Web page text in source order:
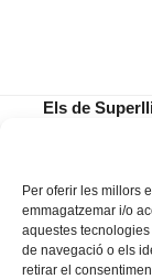
Per oferir les millors
emmagatzemar i/o
aquestes
de navegació o els
retirar el
Els de
passen a